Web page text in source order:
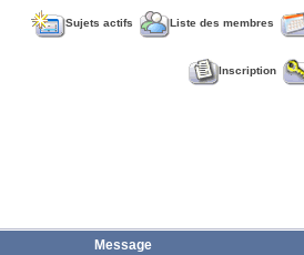
Sujets actifs Liste des membres
Inscription
Message